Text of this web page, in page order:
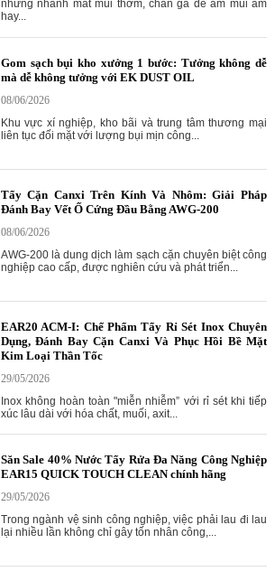
nhưng nhanh mất mùi thơm, chăn ga dễ ám mùi ẩm
hay...
Gom sạch bụi kho xưởng 1 bước: Tưởng không dễ
mà dễ không tưởng với EK DUST OIL
08/06/2026
Khu vực xí nghiệp, kho bãi và trung tâm thương mại
liên tục đối mặt với lượng bụi mịn công...
Tẩy Cặn Canxi Trên Kính Và Nhôm: Giải Pháp
Đánh Bay Vết Ố Cứng Đầu Bằng AWG-200
08/06/2026
AWG-200 là dung dịch làm sạch cặn chuyên biệt công
nghiệp cao cấp, được nghiên cứu và phát triển...
EAR20 ACM-I: Chế Phẩm Tẩy Rỉ Sét Inox Chuyên
Dụng, Đánh Bay Cặn Canxi Và Phục Hồi Bề Mặt
Kim Loại Thần Tốc
29/05/2026
Inox không hoàn toàn "miễn nhiễm” với rỉ sét khi tiếp
xúc lâu dài với hóa chất, muối, axit...
Săn Sale 40% Nước Tẩy Rửa Đa Năng Công Nghiệp
EAR15 QUICK TOUCH CLEAN chính hãng
29/05/2026
Trong ngành vệ sinh công nghiệp, việc phải lau đi lau
lại nhiều lần không chỉ gây tốn nhân công,...